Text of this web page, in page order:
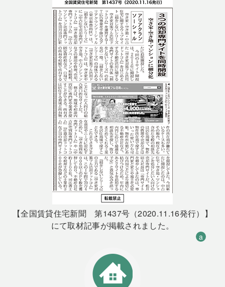
【全国賃貸住宅新聞 第1437号（2020.11.16発行）】
にて取材記事が掲載されました。
a